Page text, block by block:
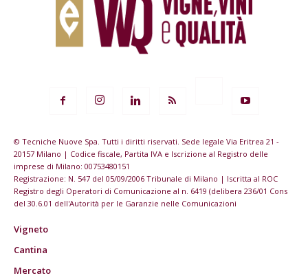
© Tecniche Nuove Spa. Tutti i diritti riservati. Sede legale Via Eritrea 21 -
20157 Milano | Codice fiscale, Partita IVA e Iscrizione al Registro delle
imprese di Milano: 00753480151
Registrazione: N. 547 del 05/09/2006 Tribunale di Milano | Iscritta al ROC
Registro degli Operatori di Comunicazione al n. 6419 (delibera 236/01 Cons
del 30.6.01 dell'Autorità per le Garanzie nelle Comunicazioni
Vigneto
Cantina
Mercato